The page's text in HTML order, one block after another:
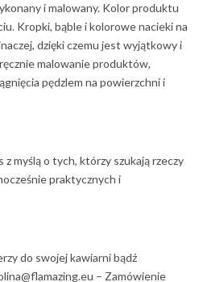
i malowany. Kolor produktu
Kropki, bąble i kolorowe nacieki na
dzięki czemu jest wyjątkowy i
malowanie produktów,
pędzlem na powierzchni i
z myślą o tych, którzy szukają rzeczy
praktycznych i
do swojej kawiarni bądź
– Zamówienie